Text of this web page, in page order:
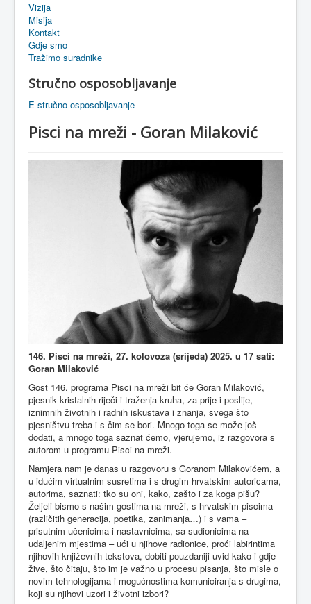
Vizija
Misija
Kontakt
Gdje smo
Tražimo suradnike
Stručno osposobljavanje
E-stručno osposobljavanje
Pisci na mreži - Goran Milaković
146. Pisci na mreži, 27. kolovoza (srijeda) 2025. u 17 sati:
Goran Milaković
Gost 146. programa Pisci na mreži bit će Goran Milaković,
pjesnik kristalnih riječi i traženja kruha, za prije i poslije,
iznimnih životnih i radnih iskustava i znanja, svega što
pjesništvu treba i s čim se bori. Mnogo toga se može još
dodati, a mnogo toga saznat ćemo, vjerujemo, iz razgovora s
autorom u programu Pisci na mreži.
Namjera nam je danas u razgovoru s Goranom Milakovićem, a
u idućim virtualnim susretima i s drugim hrvatskim autoricama,
autorima, saznati: tko su oni, kako, zašto i za koga pišu?
Željeli bismo s našim gostima na mreži, s hrvatskim piscima
(različitih generacija, poetika, zanimanja…) i s vama –
prisutnim učenicima i nastavnicima, sa sudionicima na
udaljenim mjestima – ući u njihove radionice, proći labirintima
njihovih književnih tekstova, dobiti pouzdaniji uvid kako i gdje
žive, što čitaju, što im je važno u procesu pisanja, što misle o
novim tehnologijama i mogućnostima komuniciranja s drugima,
koji su njihovi uzori i životni izbori?